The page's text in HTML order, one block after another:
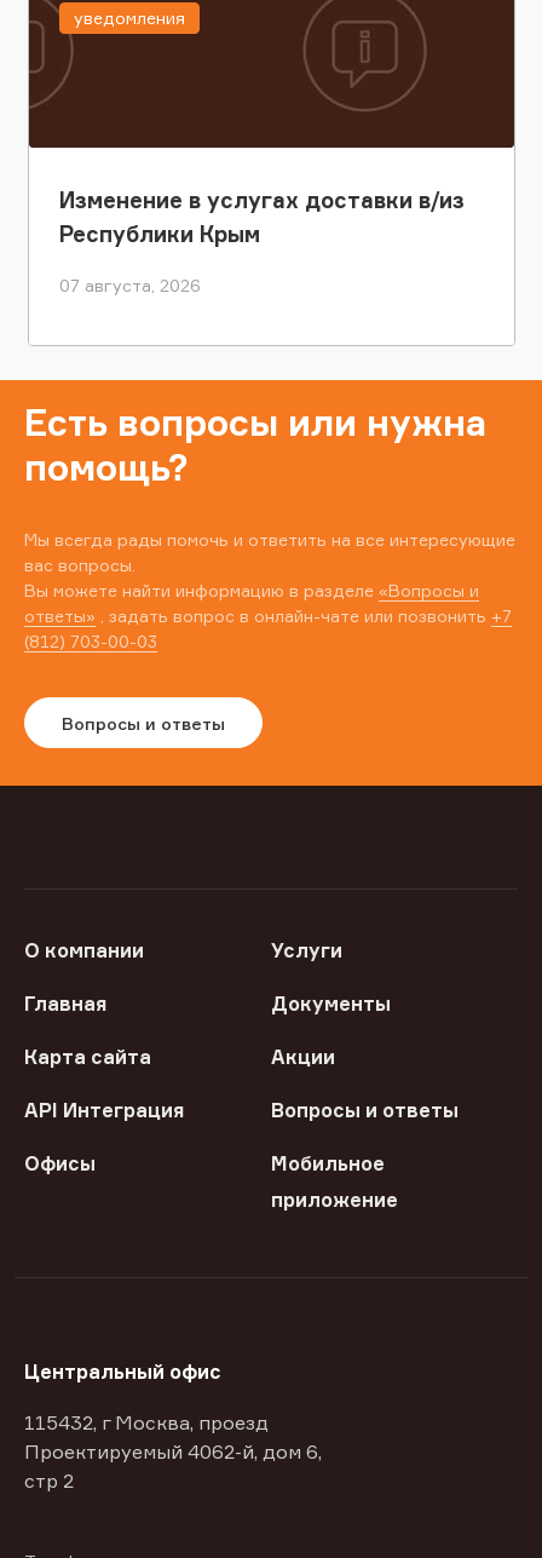
Изменение в услугах доставки в/из
Республики Крым
07 августа, 2026
уведомления
Есть вопросы или нужна
помощь?
Мы всегда рады помочь и ответить на все интересующие
вас вопросы.
Вы можете найти информацию в разделе «Вопросы и
ответы» , задать вопрос в онлайн-чате или позвонить +7
(812) 703-00-03
Вопросы и ответы
О компании Услуги
Главная Документы
Карта сайта Акции
API Интеграция Вопросы и ответы
Офисы
Мобильное
приложение
Центральный офис
115432, г Москва, проезд
Проектируемый 4062-й, дом 6,
стр 2